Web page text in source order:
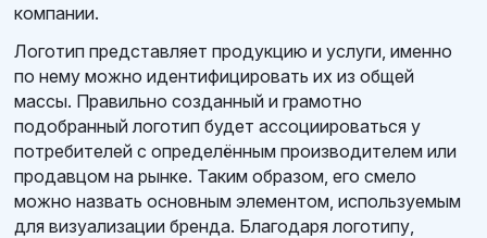
компании.
Логотип представляет продукцию и услуги, именно
по нему можно идентифицировать их из общей
массы. Правильно созданный и грамотно
подобранный логотип будет ассоциироваться у
потребителей с определённым производителем или
продавцом на рынке. Таким образом, его смело
можно назвать основным элементом, используемым
для визуализации бренда. Благодаря логотипу,